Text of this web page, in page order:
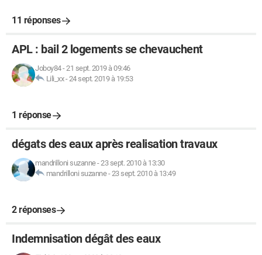
11 réponses
APL : bail 2 logements se chevauchent
Joboy84-21 sept. 2019 à 09:46
Lili_xx-24 sept. 2019 à 19:53
1 réponse
dégats des eaux après realisation travaux
mandrilloni suzanne-23 sept. 2010 à 13:30
mandrilloni suzanne-23 sept. 2010 à 13:49
2 réponses
Indemnisation dégât des eaux